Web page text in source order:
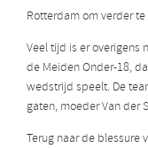
Rotterdam om verder
Veel tijd is er overigens
de Meiden Onder-18,
wedstrijd speelt. De
gaten, moeder Van der
Terug naar de blessure